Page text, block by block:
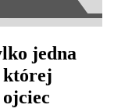
jedna
której